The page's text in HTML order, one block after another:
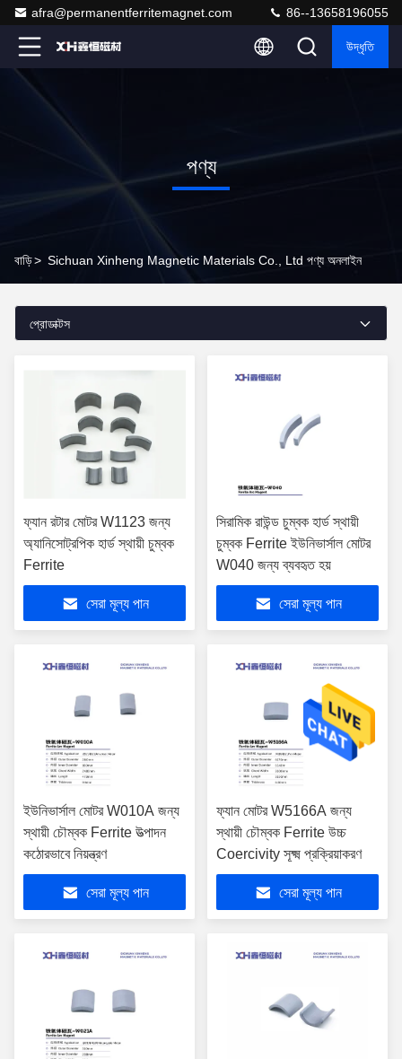
afra@permanentferritemagnet.com 86--13658196055
উদ্ধৃতি
পণ্য
বাড়ি> Sichuan Xinheng Magnetic Materials Co., Ltd পণ্য অনলাইন
প্রোডাক্টস
ফ্যান রটার মোটর W1123 জন্য
অ্যানিসোট্রপিক হার্ড স্থায়ী চুম্বক
Ferrite
সেরা মূল্য পান
সিরামিক রাউন্ড চুম্বক হার্ড স্থায়ী
চুম্বক Ferrite ইউনিভার্সাল মোটর
W040 জন্য ব্যবহৃত হয়
সেরা মূল্য পান
ইউনিভার্সাল মোটর W010A জন্য
স্থায়ী চৌম্বক Ferrite উত্পাদন
কঠোরভাবে নিয়ন্ত্রণ
সেরা মূল্য পান
ফ্যান মোটর W5166A জন্য
স্থায়ী চৌম্বক Ferrite উচ্চ
Coercivity সূক্ষ্ম প্রক্রিয়াকরণ
সেরা মূল্য পান